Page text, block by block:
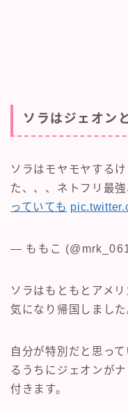
ソラはジェオン
ソラはモヤモヤする
た、、、ネトフリ最
っていても
— ももこ
ソラはもともとアメ
気になり帰国しました
自分が特別だと思っ
るうちにジェオンが
付きます。